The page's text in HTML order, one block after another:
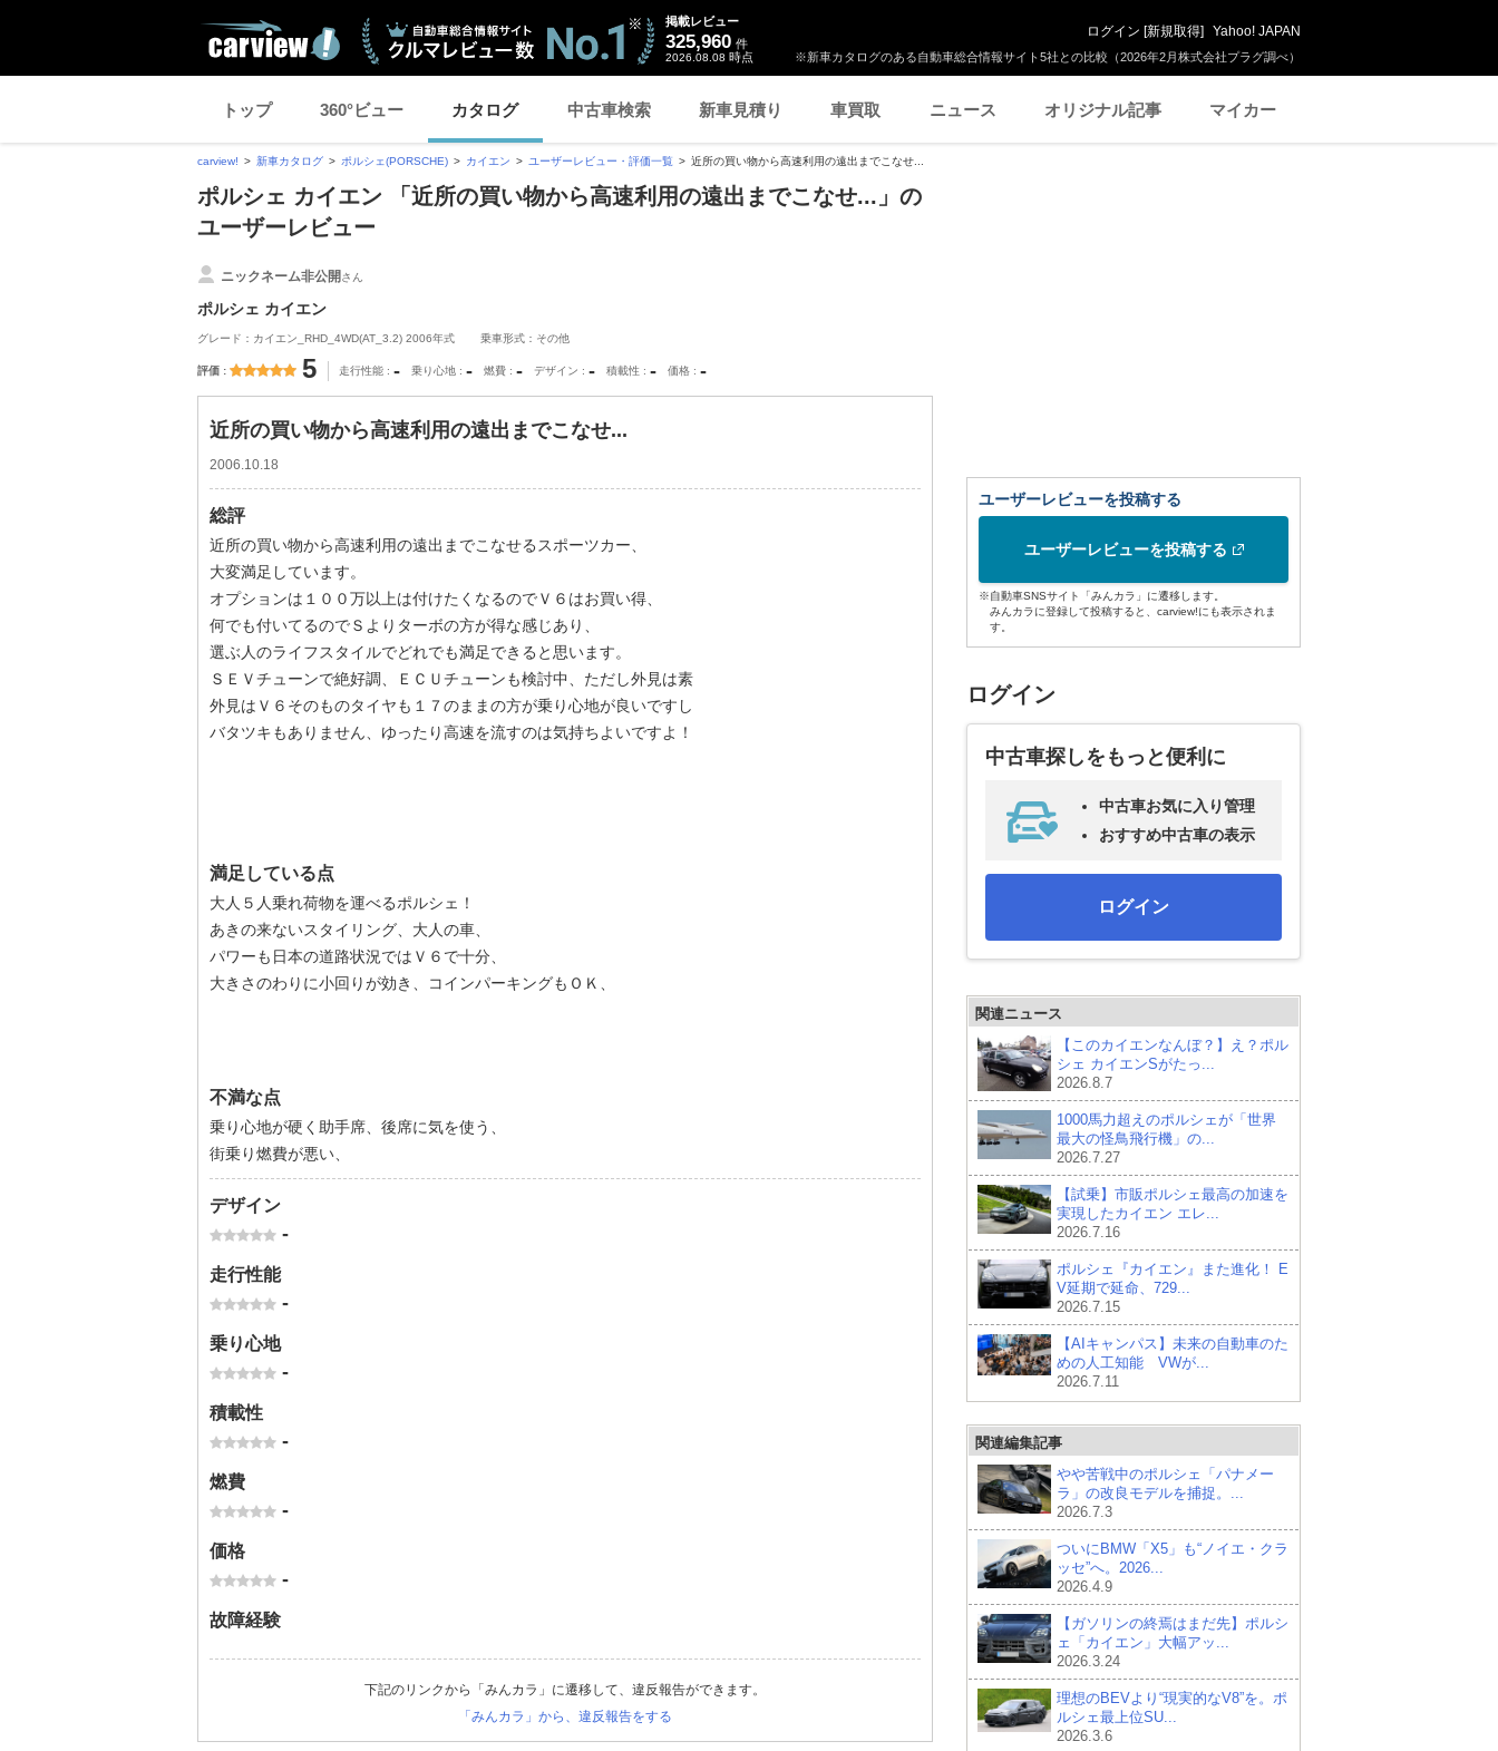
※新車カタログのある自動車総合情報サイト5社との比較（2026年2月株式会社プラグ調べ）
掲載レビュー
325,960 件
2026.08.08 時点
ログイン [新規取得] Yahoo! JAPAN
トップ 360°ビュー カタログ 中古車検索 新車見積り 車買取 ニュース オリジナル記事 マイカー
carview! 新車カタログ ポルシェ(PORSCHE) カイエン ユーザーレビュー・評価一覧 近所の買い物から高速利用の遠出までこなせ...
ポルシェ カイエン 「近所の買い物から高速利用の遠出までこなせ...」の
ユーザーレビュー
ニックネーム非公開さん
ポルシェ カイエン
グレード：カイエン_RHD_4WD(AT_3.2) 2006年式 乗車形式：その他
評価 5 走行性能 - 乗り心地 - 燃費 - デザイン - 積載性 - 価格 -
近所の買い物から高速利用の遠出までこなせ...
2006.10.18
総評
近所の買い物から高速利用の遠出までこなせるスポーツカー、
大変満足しています。
オプションは１００万以上は付けたくなるのでＶ６はお買い得、
何でも付いてるのでＳよりターボの方が得な感じあり、
選ぶ人のライフスタイルでどれでも満足できると思います。
ＳＥＶチューンで絶好調、ＥＣＵチューンも検討中、ただし外見は素
外見はＶ６そのものタイヤも１７のままの方が乗り心地が良いですし
バタツキもありません、ゆったり高速を流すのは気持ちよいですよ！
満足している点
大人５人乗れ荷物を運べるポルシェ！
あきの来ないスタイリング、大人の車、
パワーも日本の道路状況ではＶ６で十分、
大きさのわりに小回りが効き、コインパーキングもＯＫ、
不満な点
乗り心地が硬く助手席、後席に気を使う、
街乗り燃費が悪い、
デザイン
-
走行性能
-
乗り心地
-
積載性
-
燃費
-
価格
-
故障経験
下記のリンクから「みんカラ」に遷移して、違反報告ができます。
「みんカラ」から、違反報告をする
ユーザーレビューを投稿する
ユーザーレビューを投稿する
※自動車SNSサイト「みんカラ」に遷移します。
みんカラに登録して投稿すると、carview!にも表示されま
す。
ログイン
中古車探しをもっと便利に
中古車お気に入り管理
おすすめ中古車の表示
ログイン
関連ニュース
【このカイエンなんぼ？】え？ポル
シェ カイエンSがたっ...
2026.8.7
1000馬力超えのポルシェが「世界
最大の怪鳥飛行機」の...
2026.7.27
【試乗】市販ポルシェ最高の加速を
実現したカイエン エレ...
2026.7.16
ポルシェ『カイエン』また進化！ E
V延期で延命、729...
2026.7.15
【AIキャンパス】未来の自動車のた
めの人工知能 VWが...
2026.7.11
関連編集記事
やや苦戦中のポルシェ「パナメー
ラ」の改良モデルを捕捉。...
2026.7.3
ついにBMW「X5」も“ノイエ・クラ
ッセ”へ。2026...
2026.4.9
【ガソリンの終焉はまだ先】ポルシ
ェ「カイエン」大幅アッ...
2026.3.24
理想のBEVより“現実的なV8”を。ポ
ルシェ最上位SU...
2026.3.6